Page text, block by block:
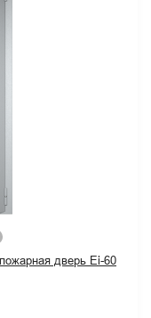
дверь Ei-60